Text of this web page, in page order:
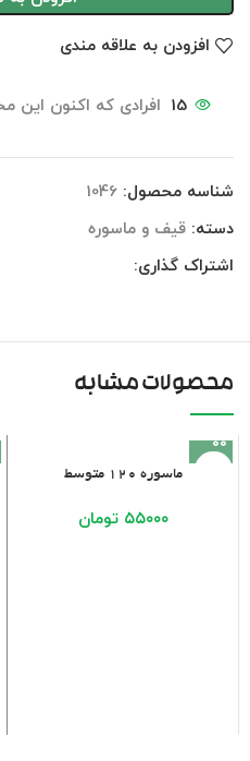
افزودن به علاقه مندی
15 افرادی که اکنون این
شناسه محصول: 1046
دسته: قیف و ماسوره
اشتراک گذاری:
محصولات مشابه
ماسوره ۱۲۰ متوسط
۵۵۰۰۰ تومان